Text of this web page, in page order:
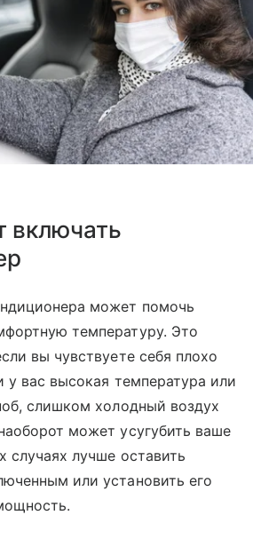
включать
может помочь
температуру. Это
вы чувствуете себя плохо
у вас высокая температура или
слишком холодный воздух
может усугубить ваше
случаях лучше оставить
или установить его